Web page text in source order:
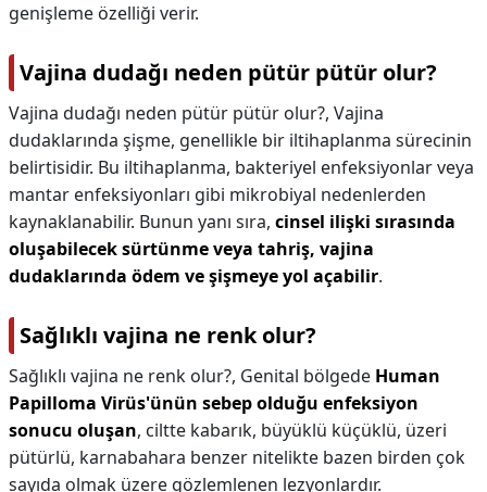
genişleme özelliği verir.
Vajina dudağı neden pütür pütür olur?
Vajina dudağı neden pütür pütür olur?, Vajina
dudaklarında şişme, genellikle bir iltihaplanma sürecinin
belirtisidir. Bu iltihaplanma, bakteriyel enfeksiyonlar veya
mantar enfeksiyonları gibi mikrobiyal nedenlerden
kaynaklanabilir. Bunun yanı sıra, cinsel ilişki sırasında
oluşabilecek sürtünme veya tahriş, vajina
dudaklarında ödem ve şişmeye yol açabilir.
Sağlıklı vajina ne renk olur?
Sağlıklı vajina ne renk olur?, Genital bölgede Human
Papilloma Virüs'ünün sebep olduğu enfeksiyon
sonucu oluşan, ciltte kabarık, büyüklü küçüklü, üzeri
pütürlü, karnabahara benzer nitelikte bazen birden çok
sayıda olmak üzere gözlemlenen lezyonlardır.